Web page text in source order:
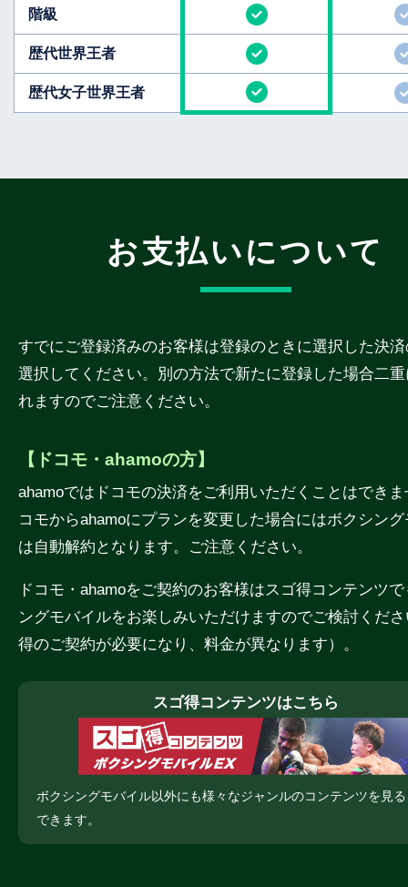
階級
歴代世界王者
歴代女子世界王者
お支払いについて
すでにご登録済みのお客様は登録のときに選択した決
選択してください。別の方法で新たに登録した場合二
れますのでご注意ください。
【ドコモ・ahamoの方】
ahamoではドコモの決済をご利用いただくことはでき
コモからahamoにプランを変更した場合にはボクシン
は自動解約となります。ご注意ください。
ドコモ・ahamoをご契約のお客様はスゴ得コンテンツ
ングモバイルをお楽しみいただけますのでご検討くだ
得のご契約が必要になり、料金が異なります）。
スゴ得コンテンツはこちら
ボクシングモバイル以外にも様々なジャンルのコンテンツを見
できます。